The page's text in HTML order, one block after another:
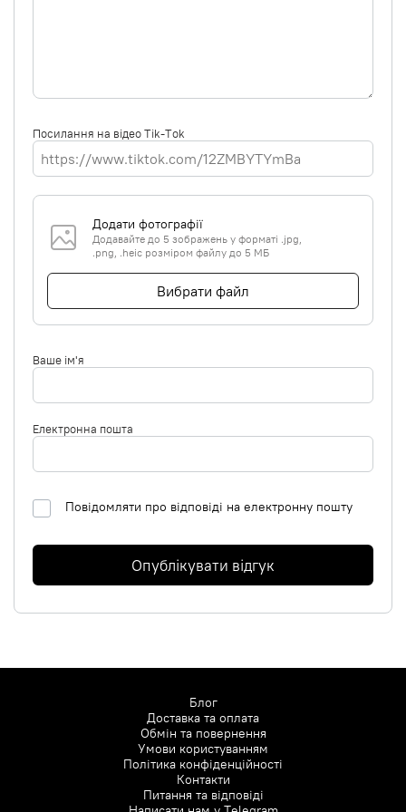
Посилання на відео Tik-Tok
Додати фотографії
Додавайте до 5 зображень у форматі .jpg,
.png, .heic розміром файлу до 5 МБ
Вибрати файл
Ваше ім'я
Електронна пошта
Повідомляти про відповіді на електронну пошту
Опублікувати відгук
Блог
Доставка та оплата
Обмін та повернення
Умови користуванням
Політика конфіденційності
Контакти
Питання та відповіді